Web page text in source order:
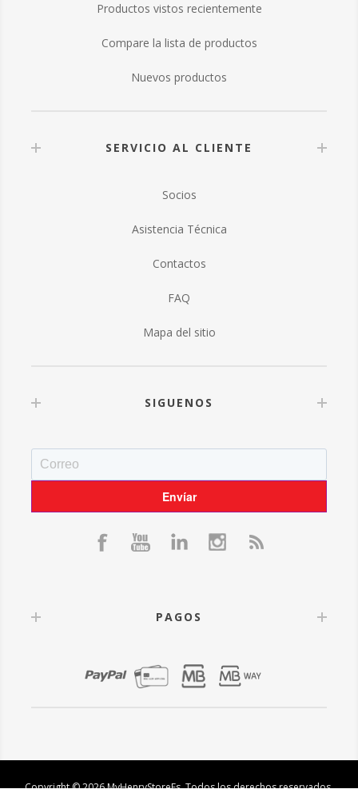
Productos vistos recientemente
Compare la lista de productos
Nuevos productos
SERVICIO AL CLIENTE
Socios
Asistencia Técnica
Contactos
FAQ
Mapa del sitio
SIGUENOS
PAGOS